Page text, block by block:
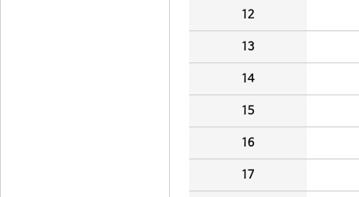
12
13
14
15
16
17